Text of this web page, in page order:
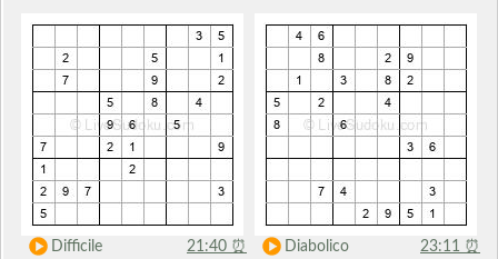
Difficile 21:40 ⏰ Diabolico 23:11 ⏰